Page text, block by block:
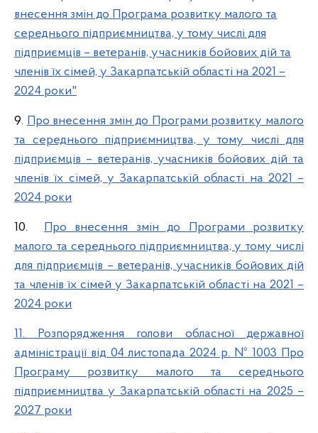
внесення змін до Програма розвитку малого та
середнього підприємництва, у тому числі для
підприємців – ветеранів, учасників бойових дій та
членів їх сімей, у Закарпатській області на 2021 –
2024 роки"
9. Про внесення змін до Програми розвитку малого
та середнього підприємництва, у тому числі для
підприємців – ветеранів, учасників бойових дій та
членів їх сімей, у Закарпатській області на 2021 –
2024 роки
10. Про внесення змін до Програми розвитку
малого та середнього підприємництва, у тому числі
для підприємців – ветеранів, учасників бойових дій
та членів їх сімей у Закарпатській області на 2021 –
2024 роки
11. Розпорядження голови обласної державної
адміністрації від 04 листопада 2024 р. № 1003 Про
Програму розвитку малого та середнього
підприємництва у Закарпатській області на 2025 –
2027 роки